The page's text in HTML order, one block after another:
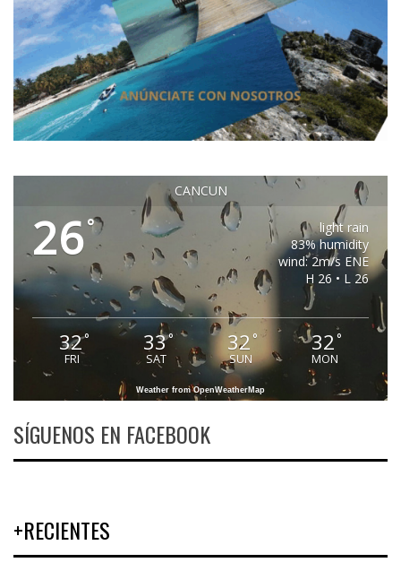
CANCUN
26°
light rain
83% humidity
wind: 2m/s ENE
H 26 • L 26
32°
FRI
33°
SAT
32 °
SUN
32°
MON
Weather from OpenWeatherMap
SÍGUENOS EN FACEBOOK
+RECIENTES